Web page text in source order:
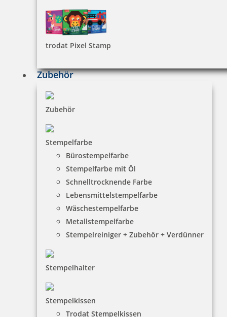
trodat Pixel Stamp
Zubehör
Zubehör
Stempelfarbe
Bürostempelfarbe
Stempelfarbe mit Öl
Schnelltrocknende Farbe
Lebensmittelstempelfarbe
Wäschestempelfarbe
Metallstempelfarbe
Stempelreiniger + Zubehör + Verdünner
Stempelhalter
Stempelkissen
Trodat Stempelkissen
inkl. 10 % Rabatt0,87 €
trodat edy Prinzessin Märchenstempel
7,83 €
inkl. 10 % Rabatt0,87 €